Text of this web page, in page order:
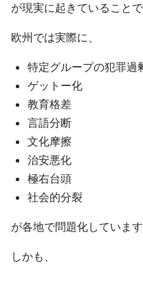
が現実に起きていることで
欧州では実際に、
特定グループの犯罪過
ゲットー化
教育格差
言語分断
文化摩擦
治安悪化
極右台頭
社会的分裂
が各地で問題化しています
しかも、